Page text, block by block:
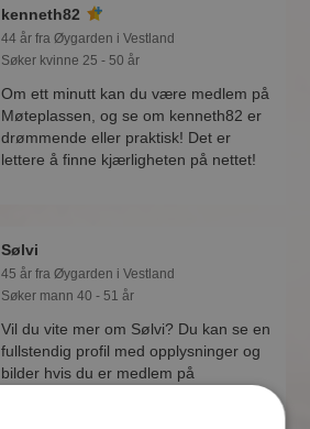
kenneth82
44 år fra Øygarden i Vestland
Søker kvinne 25 - 50 år
Om ett minutt kan du være medlem på
Møteplassen, og se om kenneth82 er
drømmende eller praktisk! Det er
lettere å finne kjærligheten på nettet!
Sølvi
45 år fra Øygarden i Vestland
Søker mann 40 - 51 år
Vil du vite mer om Sølvi? Du kan se en
fullstendig profil med opplysninger og
bilder hvis du er medlem på